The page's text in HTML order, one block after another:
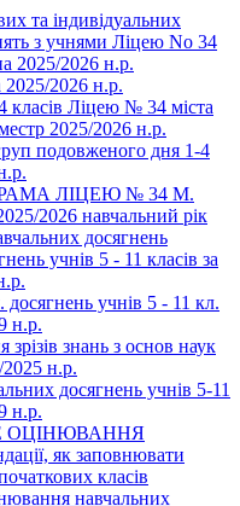
та індивідуальних
з учнями Ліцею No 34
2025/2026 н.р.
2025/2026 н.р.
класів Ліцею № 34 міста
2025/2026 н.р.
подовженого дня 1-4
ЛІЦЕЮ № 34 М.
2026 навчальний рік
досягнень
учнів 5 - 11 класів за
досягнень учнів 5 - 11 кл.
н.р.
зрізів знань з основ наук
2025 н.р.
досягнень учнів 5-11
н.р.
ОЦІНЮВАННЯ
як заповнювати
класів
навчальних